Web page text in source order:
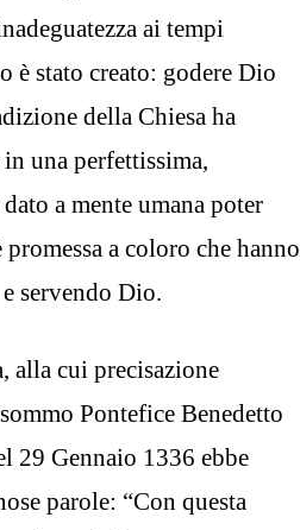
ai tempi
stato creato: godere Dio
della Chiesa ha
una perfettissima,
a mente umana poter
a coloro che hanno
servendo Dio.
alla cui precisazione
Pontefice Benedetto
29 Gennaio 1336 ebbe
parole: “Con questa